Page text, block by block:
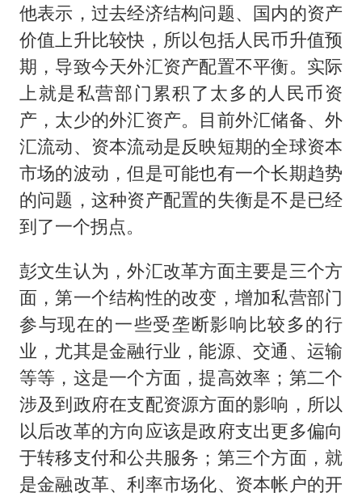
他表示，过去经济结构问题、国内的资产
价值上升比较快，所以包括人民币升值预
期，导致今天外汇资产配置不平衡。实际
上就是私营部门累积了太多的人民币资
产，太少的外汇资产。目前外汇储备、外
汇流动、资本流动是反映短期的全球资本
市场的波动，但是可能也有一个长期趋势
的问题，这种资产配置的失衡是不是已经
到了一个拐点。
彭文生认为，外汇改革方面主要是三个方
面，第一个结构性的改变，增加私营部门
参与现在的一些受垄断影响比较多的行
业，尤其是金融行业，能源、交通、运输
等等，这是一个方面，提高效率；第二个
涉及到政府在支配资源方面的影响，所以
以后改革的方向应该是政府支出更多偏向
于转移支付和公共服务；第三个方面，就
是金融改革、利率市场化、资本帐户的开